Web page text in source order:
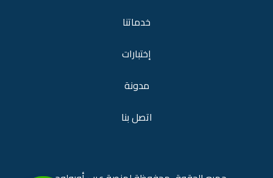
خدماتنا
إختبارات
مدونة
اتصل بنا